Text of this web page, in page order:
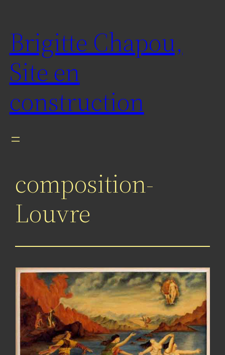
contenu
Brigitte Chapou,
Site en
construction
composition-
Louvre